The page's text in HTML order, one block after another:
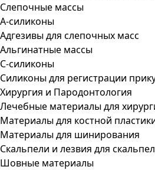
Слепочные массы
А-силиконы
Адгезивы для слепочных масс
Альгинатные массы
С-силиконы
Силиконы для регистрации
Хирургия и Пародонтология
Лечебные материалы для
Материалы для костной
Материалы для шинирования
Скальпели и лезвия для
Шовные материалы